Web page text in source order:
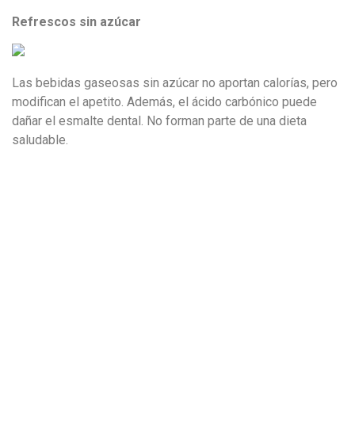
Refrescos sin azúcar
Las bebidas gaseosas sin azúcar no aportan calorías, pero
modifican el apetito. Además, el ácido carbónico puede
dañar el esmalte dental. No forman parte de una dieta
saludable.